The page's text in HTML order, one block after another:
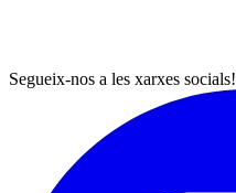
Segueix-nos a les xarxes socials!